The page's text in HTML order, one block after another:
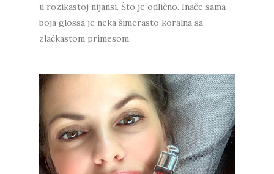
u rozikastoj nijansi. Što je odlično. Inače sama
boja glossa je neka šimerasto koralna sa
zlaćkastom primesom.